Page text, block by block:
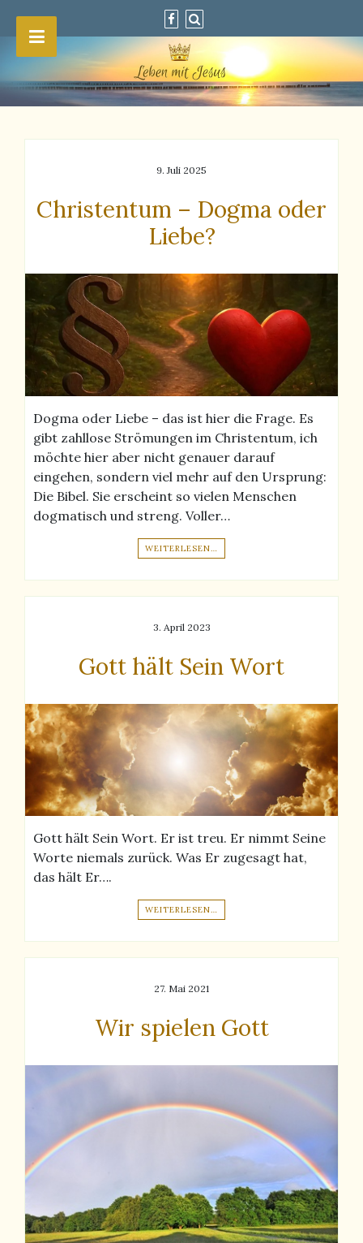
9. Juli 2025
Christentum – Dogma oder
Liebe?
Dogma oder Liebe – das ist hier die Frage. Es
gibt zahllose Strömungen im Christentum, ich
möchte hier aber nicht genauer darauf
eingehen, sondern viel mehr auf den Ursprung:
Die Bibel. Sie erscheint so vielen Menschen
dogmatisch und streng. Voller…
WEITERLESEN…
3. April 2023
Gott hält Sein Wort
Gott hält Sein Wort. Er ist treu. Er nimmt Seine
Worte niemals zurück. Was Er zugesagt hat,
das hält Er….
WEITERLESEN…
27. Mai 2021
Wir spielen Gott